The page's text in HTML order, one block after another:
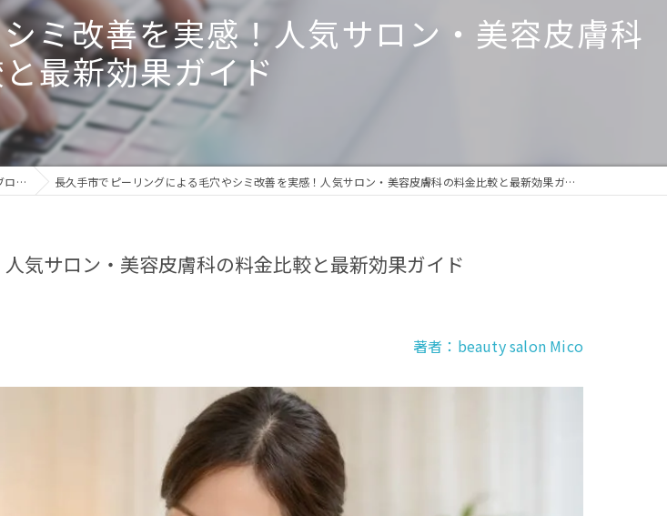
体験
ミ改善を実感！人気サロン・美容皮膚科
最新効果ガイド
グ 長久手市でピーリングによる毛穴やシミ改善を実感！人気サロン・美容皮膚科の料金比較と最新効果ガイド
気サロン・美容皮膚科の料金比較と最新効果ガイド
著者：beauty salon Mico